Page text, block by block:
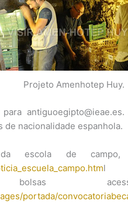
Projeto Amenhotep Huy.
nacionalidade espanhola.
escola de
l
portada/